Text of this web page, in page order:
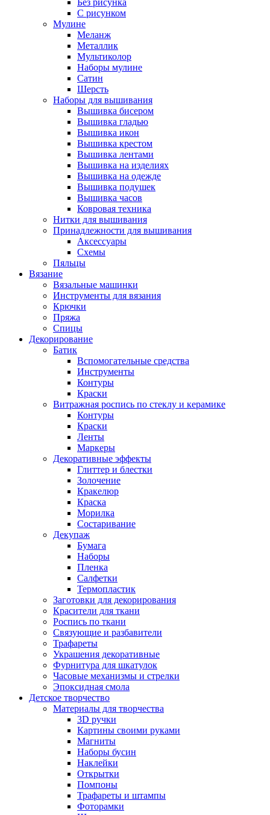
Без рисунка
С рисунком
Мулине
Меланж
Металлик
Мультиколор
Наборы мулине
Сатин
Шерсть
Наборы для вышивания
Вышивка бисером
Вышивка гладью
Вышивка икон
Вышивка крестом
Вышивка лентами
Вышивка на изделиях
Вышивка на одежде
Вышивка подушек
Вышивка часов
Ковровая техника
Нитки для вышивания
Принадлежности для вышивания
Аксессуары
Схемы
Пяльцы
Вязание
Вязальные машинки
Инструменты для вязания
Крючки
Пряжа
Спицы
Декорирование
Батик
Вспомогательные средства
Инструменты
Контуры
Краски
Витражная роспись по стеклу и керамике
Контуры
Краски
Ленты
Маркеры
Декоративные эффекты
Глиттер и блестки
Золочение
Кракелюр
Краска
Морилка
Состаривание
Декупаж
Бумага
Наборы
Пленка
Салфетки
Термопластик
Заготовки для декорирования
Красители для ткани
Роспись по ткани
Связующие и разбавители
Трафареты
Украшения декоративные
Фурнитура для шкатулок
Часовые механизмы и стрелки
Эпоксидная смола
Детское творчество
Материалы для творчества
3D ручки
Картины своими руками
Магниты
Наборы бусин
Наклейки
Открытки
Помпоны
Трафареты и штампы
Фоторамки